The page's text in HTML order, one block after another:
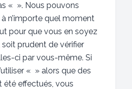
« ». Nous pouvons
n’importe quel moment
pour que vous en soyez
soit prudent de vérifier
ci par vous-même. Si
« » alors que des
effectués, vous